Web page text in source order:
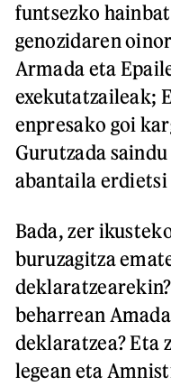
funtsezko
genozidaren
Armada eta
exekutatzaileak;
enpresako goi
Gurutzada
abantaila erdietsi
Bada, zer
buruzagitza
beharrean
deklaratzea? Eta
legean eta